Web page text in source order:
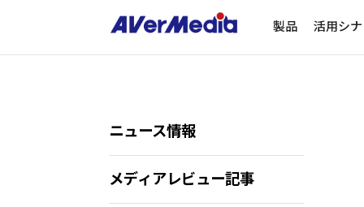
製品 活用シ
ニュース情報
メディアレビュー記事